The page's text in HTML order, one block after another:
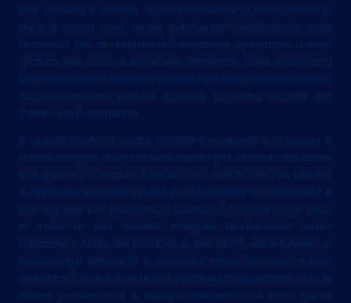
una società) il modulo di comunicazione di inizio attività in
duplice copia (nel quale indicherete obbligatoriamente
anche un sito di riferimento), entrambe operazioni a titolo
gratuito. Nel caso di produzioni alimentari, sarà necessaria
un’autorizzazione sanitaria del locale adibito alla produzione.
Successivamente potrete iscrivere la vostra Società alla
Camera di Commercio.
A questo punto la vostra società è esistente e in regola e
avrete bisogno di un commercialista per la rendicontazione
e la gestione contabile. È necessario specificare che tale iter
è applicato solo alle attività B2C (business to consumer) e
non a quelle B2B (Business to business): solo nel primo caso
si tratta di una vendita eseguita direttamente verso
l’utilizzatore finale del prodotto e, per tanto, viene tutelato in
maniera più attenta (e in particolar modo nel caso di beni
alimentari). Inoltre è un tipo di procedura riguardante solo le
attività professionali e dunque abituali e ne sono quindi